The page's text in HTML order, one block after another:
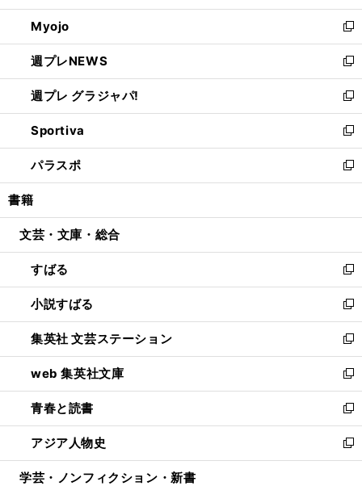
開
く
ウ
で
開
く
ン
ド
ウ
で
開
く
ウ
ィ
ン
ド
ウ
で
開
く
Myojo
新
し
い
ウ
ィ
ン
ド
ウ
で
開
週プレNEWS
新
し
い
ウ
ィ
ン
ド
ウ
開
週プレ グラジャパ!
新
し
い
ウ
ィ
ン
ウ
開
く
Sportiva
新
し
い
ウ
ン
ウ
で
開
く
パラスポ
新
し
ウ
ン
ド
ウ
で
開
く
書籍
文芸・文庫・総合
すばる
新
し
い
ウ
ィ
ン
ド
ウ
で
開
く
小説すばる
新
し
い
ウ
ィ
ン
ド
ウ
で
開
集英社 文芸ステーション
新
し
い
ウ
ィ
ン
ド
ウ
web 集英社文庫
新
し
い
ウ
ィ
ン
青春と読書
新
し
い
ウ
アジア人物史
新
し
学芸・ノンフィクション・新書